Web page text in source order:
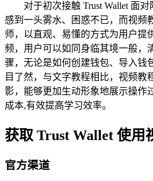
对于初次接触 Trust Wallet 面
感到一头雾水、困惑不已，而视频
师，以直观、易懂的方式为用户提
频，用户可以如同身临其境一般，
骤，无论是如何创建钱包、导入钱
目了然，与文字教程相比，视频教
影，能够更加生动形象地展示操作
成本,有效提高学习效率。
获取 Trust Wallet 使用
官方渠道